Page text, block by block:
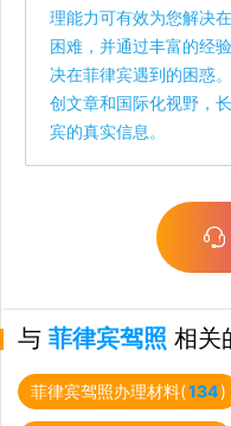
理能力可有效为您解决
困难，并通过丰富的经
决在菲律宾遇到的困惑
创文章和国际化视野，
宾的真实信息。
与 菲律宾驾照 相关
菲律宾驾照办理材料(134)